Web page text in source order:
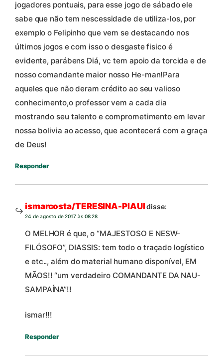
jogadores pontuais, para esse jogo de sábado ele
sabe que não tem nescessidade de utiliza-los, por
exemplo o Felipinho que vem se destacando nos
últimos jogos e com isso o desgaste fisico é
evidente, parábens Diá, vc tem apoio da torcida e de
nosso comandante maior nosso He-man!Para
aqueles que não deram crédito ao seu valioso
conhecimento,o professor vem a cada dia
mostrando seu talento e comprometimento em levar
nossa bolivia ao acesso, que acontecerá com a graça
de Deus!
Responder
ismarcosta/TERESINA-PIAUIdisse:
24 de agosto de 2017 às 08:28
O MELHOR é que, o “MAJESTOSO E NESW-
FILÓSOFO”, DIASSIS: tem todo o traçado logístico
e etc.., além do material humano disponível, EM
MÃOS!! “um verdadeiro COMANDANTE DA NAU-
SAMPAÍNA”!!
ismar!!!
Responder